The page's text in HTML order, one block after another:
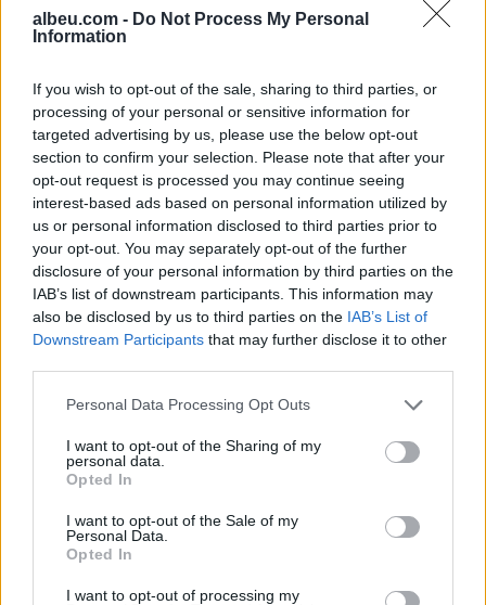
albeu.com - Do Not Process My Personal
Information
If you wish to opt-out of the sale, sharing to third parties, or
processing of your personal or sensitive information for
targeted advertising by us, please use the below opt-out
section to confirm your selection. Please note that after your
opt-out request is processed you may continue seeing
interest-based ads based on personal information utilized by
us or personal information disclosed to third parties prior to
your opt-out. You may separately opt-out of the further
disclosure of your personal information by third parties on the
IAB’s list of downstream participants. This information may
also be disclosed by us to third parties on the IAB’s List of
Downstream Participants that may further disclose it to other
Personal Data Processing Opt Outs
I want to opt-out of the Sharing of my
personal data.
Opted In
I want to opt-out of the Sale of my
Personal Data.
Opted In
I want to opt-out of processing my
parkojnë në prapakthim?